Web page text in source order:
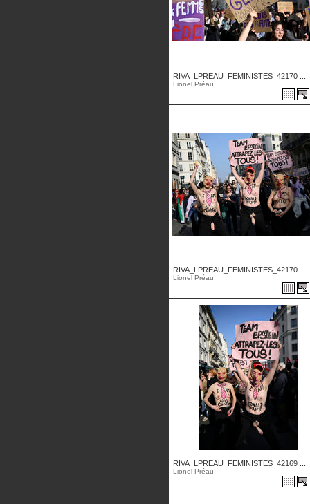
RIVA_LPREAU_FEMINISTES_42170 ...
Lionel Préau
RIVA_LPREAU_FEMINISTES_42170 ...
Lionel Préau
RIVA_LPREAU_FEMINISTES_42169 ...
Lionel Préau